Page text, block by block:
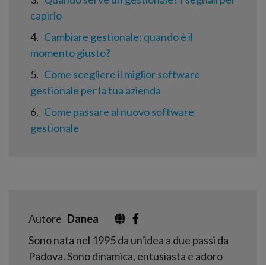
capirlo
4
Cambiare gestionale: quando è il
momento giusto?
5
Come scegliere il miglior software
gestionale per la tua azienda
6
Come passare al nuovo software
gestionale
Autore Danea
Sono nata nel 1995 da un'idea a due passi da
Padova. Sono dinamica, entusiasta e adoro